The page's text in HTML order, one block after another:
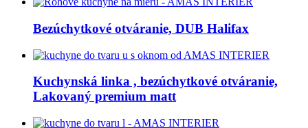
Bezúchytkové otváranie, DUB Halifax
Kuchynská linka , bezúchytkové otváranie,
Lakovaný premium matt